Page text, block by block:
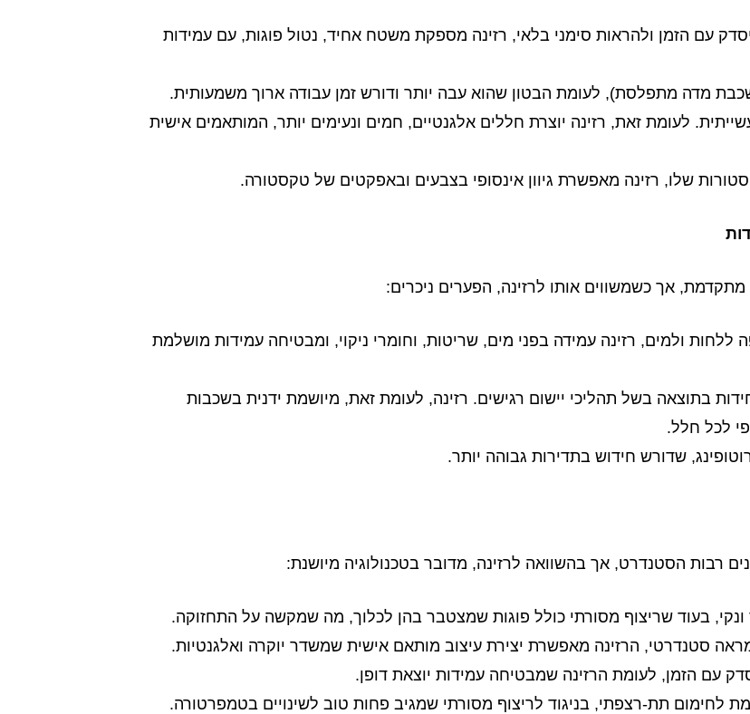
עם הזמן ולהראות סימני בלאי, רזינה מספקת משטח אחיד, נטול פוגות, עם עמידות
לעומת זאת, רזינה יוצרת חללים אלגנטיים, חמים ונעימים יותר, המותאמים אישית
שלו, רזינה מאפשרת גיוון אינסופי בצבעים ובאפקטים של טקסטורה.
מתקדמת, אך כשמשווים אותו לרזינה, הפערים ניכרים:
ללחות ולמים, רזינה עמידה בפני מים, שריטות, וחומרי ניקוי, ומבטיחה עמידות מושלמת
בתוצאה בשל תהליכי יישום רגישים. רזינה, לעומת זאת, מיושמת ידנית בשכבות
לכל חלל.
שדורש חידוש בתדירות גבוהה יותר.
רבות הסטנדרט, אך בהשוואה לרזינה, מדובר בטכנולוגיה מיושנת:
בעוד שריצוף מסורתי כולל פוגות שמצטבר בהן לכלוך, מה שמקשה על התחזוקה.
סטנדרטי, הרזינה מאפשרת יצירת עיצוב מותאם אישית שמשדר יוקרה ואלגנטיות.
עם הזמן, לעומת הרזינה שמבטיחה עמידות יוצאת דופן.
לחימום תת-רצפתי, בניגוד לריצוף מסורתי שמגיב פחות טוב לשינויים בטמפרטורה.